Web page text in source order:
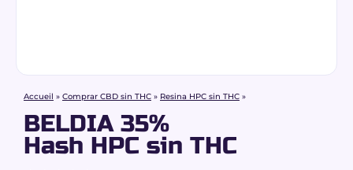
Accueil » Comprar CBD sin THC » Resina HPC sin THC »
BELDIA 35%
Hash HPC sin THC